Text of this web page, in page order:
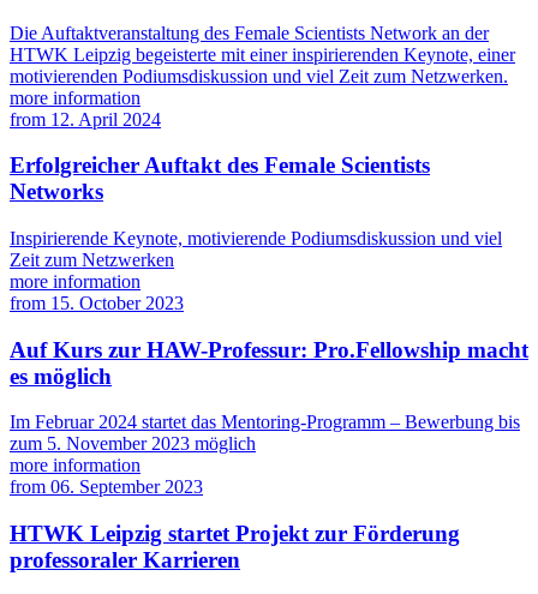
Die Auftaktveranstaltung des Female Scientists Network an der
HTWK Leipzig begeisterte mit einer inspirierenden Keynote, einer
motivierenden Podiumsdiskussion und viel Zeit zum Netzwerken.
more information
from 12. April 2024
Erfolgreicher Auftakt des Female Scientists
Networks
Inspirierende Keynote, motivierende Podiumsdiskussion und viel
Zeit zum Netzwerken
more information
from 15. October 2023
Auf Kurs zur HAW-Professur: Pro.Fellowship macht
es möglich
Im Februar 2024 startet das Mentoring-Programm – Bewerbung bis
zum 5. November 2023 möglich
more information
from 06. September 2023
HTWK Leipzig startet Projekt zur Förderung
professoraler Karrieren